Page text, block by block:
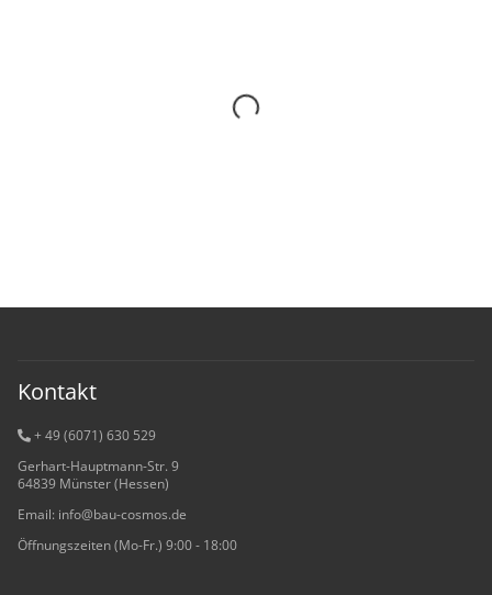
Kontakt
+ 49 (6071) 630 529
Gerhart-Hauptmann-Str. 9
64839 Münster (Hessen)
Email: info@bau-cosmos.de
Öffnungszeiten (Mo-Fr.) 9:00 - 18:00